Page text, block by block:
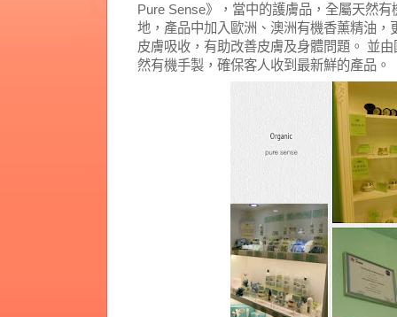
Pure Sense》，當中的護膚品，全屬天然
地，產品中加入歐洲、澳洲有機香薰精油
皮膚吸收，有助改善皮膚及身體問題。 並
然有機手製，確保客人收到最新鮮的產品。